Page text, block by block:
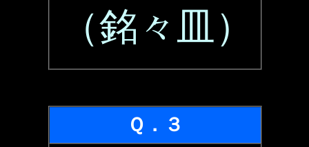
（銘々皿）
Ｑ．３